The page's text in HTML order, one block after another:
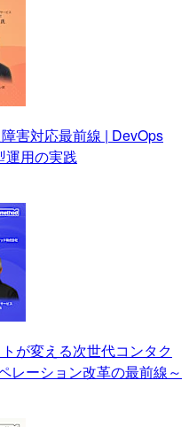
害対応最前線 | DevOps
運用の実践
が変える次世代コンタク
レーション改革の最前線～